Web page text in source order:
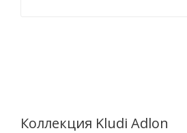
Коллекция Kludi Adlon